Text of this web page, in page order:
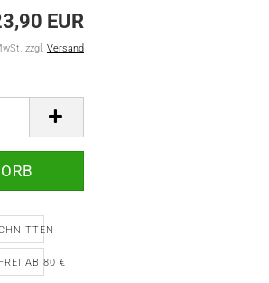
EUR
zzgl. Versand
AB 80 €